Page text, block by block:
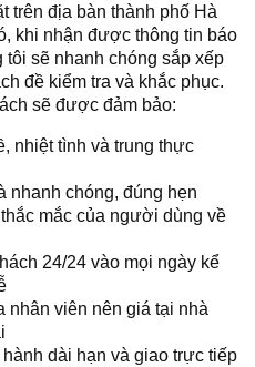
trên địa bàn thành phố Hà
khi nhận được thông tin báo
tôi sẽ nhanh chóng sắp xếp
đề kiểm tra và khắc phục.
sẽ được đảm bảo:
nhiệt tình và trung thực
nhanh chóng, đúng hẹn
mắc của người dùng về
24/24 vào mọi ngày kể
nhân viên nên giá tại nhà
dài hạn và giao trực tiếp